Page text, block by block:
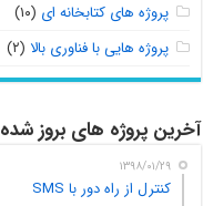
پروژه های کتابخانه ای (۱۰)
پروژه هایی با فناوری بالا (۲)
آخرین پروژه های بروز شده
۱۳۹۸/۰۱/۲۹
کنترل از راه دور با SMS